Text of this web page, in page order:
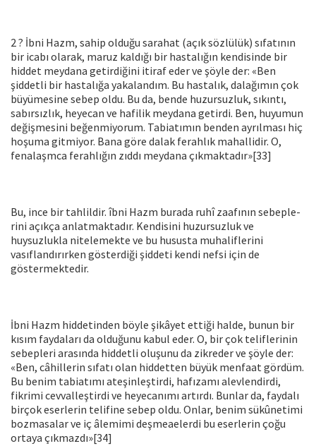
2 ? İbni Hazm, sahip olduğu sarahat (açık sözlülük) sıfatının
bir icabı olarak, maruz kaldığı bir hastalığın kendisinde bir
hiddet meydana getirdiğini itiraf eder ve şöyle der: «Ben
şiddetli bir has­talığa yakalandım. Bu hastalık, dalağımın çok
büyümesine sebep ol­du. Bu da, bende huzursuzluk, sıkıntı,
sabırsızlık, heyecan ve hafilik meydana getirdi. Ben, huyumun
değişmesini beğenmiyorum. Tabiatımın benden ayrılması hiç
hoşuma gitmiyor. Bana göre dalak ferahlık mahallidir. O,
fenalaşmca ferahlığın zıddı meydana çık­maktadır»[33]
Bu, ince bir tahlildir. îbni Hazm burada ruhî zaafının sebeple­
rini açıkça anlatmaktadır. Kendisini huzursuzluk ve
huysuzlukla ni­telemekte ve bu hususta muhaliflerini
vasıflandırırken gösterdiği şiddeti kendi nefsi için de
göstermektedir.
İbni Hazm hiddetinden böyle şikâyet ettiği halde, bunun bir
kı­sım faydaları da olduğunu kabul eder. O, bir çok teliflerinin
sebep­leri arasında hiddetli oluşunu da zikreder ve şöyle der:
«Ben, câhil­lerin sıfatı olan hiddetten büyük menfaat gördüm.
Bu benim tabia­tımı ateşinleştirdi, hafızamı alevlendirdi,
fikrimi cevvalleştirdi ve heyecanımı artırdı. Bunlar da, faydalı
birçok eserlerin telifine se­bep oldu. Onlar, benim sükûnetimi
bozmasalar ve iç âlemimi deşmeaelerdi bu eserlerin çoğu
ortaya çıkmazdı»[34]